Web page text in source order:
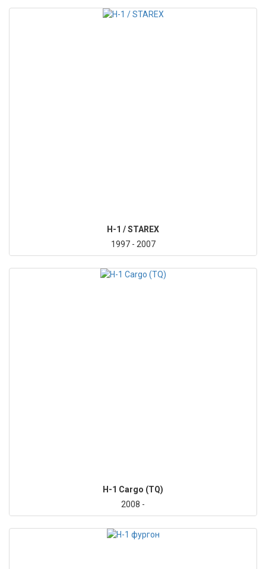
H-1 / STAREX
1997 - 2007
H-1 Cargo (TQ)
2008 -